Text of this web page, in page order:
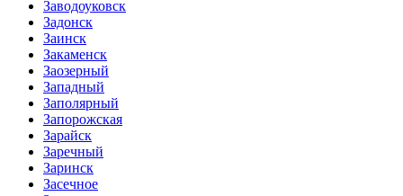
Заводоуковск
Задонск
Заинск
Закаменск
Заозерный
Западный
Заполярный
Запорожская
Зарайск
Заречный
Заринск
Засечное